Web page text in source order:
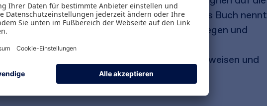
und Ressourcen aufzeigen können. Das Buch nennt
Es zeigt, wie Sie messbare Ziele festlegen und
entwickeln, um den Erfolg von
zu machen. Mit zahlreichen praktischen Hinweisen und